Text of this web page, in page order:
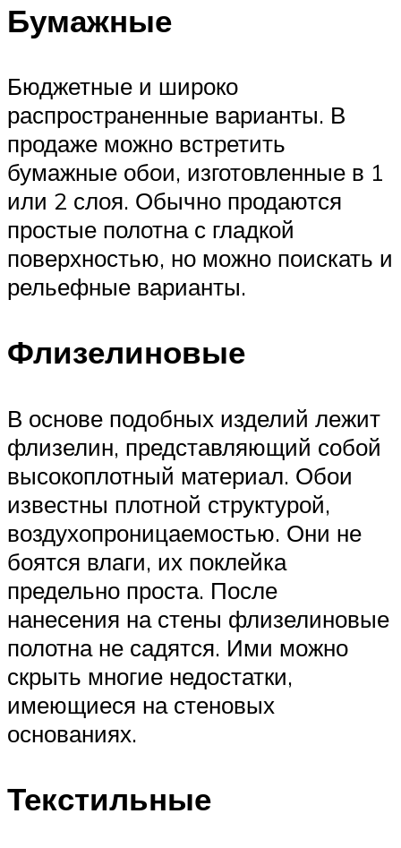
Бумажные
Бюджетные и широко
распространенные варианты. В
продаже можно встретить
бумажные обои, изготовленные в 1
или 2 слоя. Обычно продаются
простые полотна с гладкой
поверхностью, но можно поискать и
рельефные варианты.
Флизелиновые
В основе подобных изделий лежит
флизелин, представляющий собой
высокоплотный материал. Обои
известны плотной структурой,
воздухопроницаемостью. Они не
боятся влаги, их поклейка
предельно проста. После
нанесения на стены флизелиновые
полотна не садятся. Ими можно
скрыть многие недостатки,
имеющиеся на стеновых
основаниях.
Текстильные